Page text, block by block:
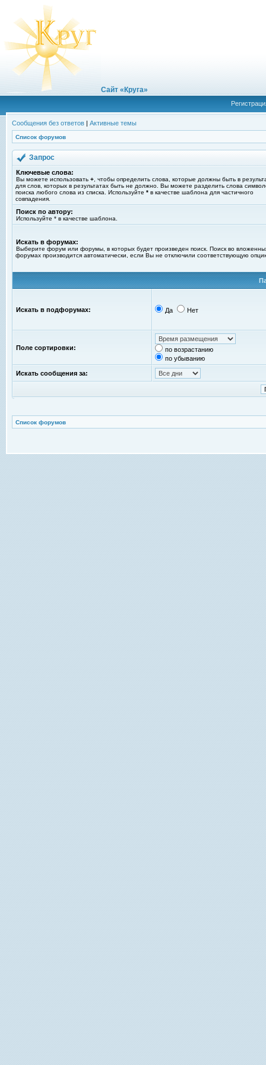
Сайт «Круга»
Сообщения без ответов | Активные темы
Список форумов
Запрос
Ключевые слова:
Вы можете использовать + , чтобы определить слова, которые должны быть в
для слов, которых в результатах быть не должно. Вы можете разделить слова
поиска любого слова из списка. Используйте * в качестве шаблона для частичного
совпадения.
Поиск по автору:
Используйте * в качестве шаблона.
Искать в форумах:
Выберите форум или форумы, в которых будет произведен поиск. Поиск во
форумах производится автоматически, если Вы не отключили соответствующую
Искать в подфорумах: Да Нет
Поле сортировки:
по возрастанию
по убыванию
Искать сообщения за:
Список форумов